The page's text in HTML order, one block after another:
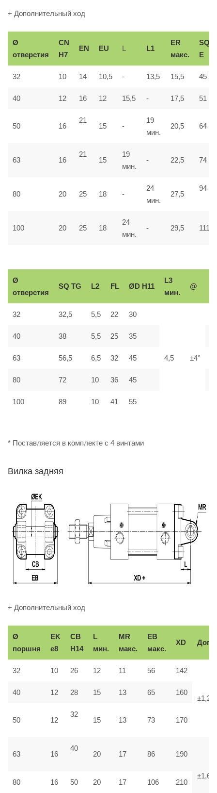
+ Дополнительный ход
Ø
отверстия
СN
H7
EN EU L L1
ER
макс.
SQ
E
32 10 14 10,5 - 13,5 15,5 45
40 12 16 12 15,5 - 17,5 51
50 16
21
15 -
19
мин.
20,5 64
63 16
21
15
19
мин.
- 22,5 74
80 20 25 18 -
24
мин.
27,5
94
100 20 25 18
24
мин.
- 29,5 111
Ø
отверстия
SQ TG L2 FL ØD H11
L3
мин.
@
32 32,5 5,5 22 30
4,5 ±4°
40 38 5,5 25 35
63 56,5 6,5 32 45
80 72 10 36 45
100 89 10 41 55
* Поставляется в комплекте с 4 винтами
Вилка задняя
+ Дополнительный ход
Ø
поршня
EK
e8
CB
H14
L
мин.
MR
макс.
EB
макс.
XD Доп.
32 10 26 12 11 56 142
±1,25
40 12 28 15 13 65 160
50 12
32
15 13 73 170
63 16
40
20 17 86 190
±1,6
80 16 50 20 17 106 210